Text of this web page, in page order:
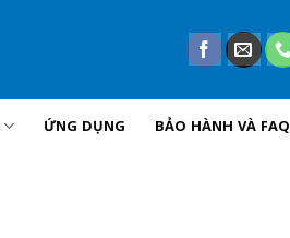
ỨNG DỤNG BẢO HÀNH VÀ FAQ